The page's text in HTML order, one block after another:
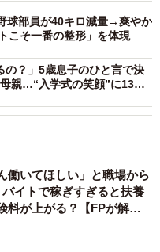
た。
球部員が40キロ減量→爽やか
こそ一番の整形」を体現
の？」5歳息子のひと言で決
親…“入学式の笑顔”に13万
働いてほしい」と職場から
イトで稼ぎすぎると扶養
料が上がる？【FPが解